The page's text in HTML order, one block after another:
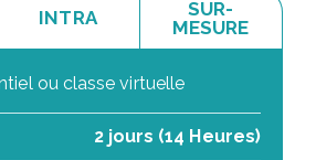
INTRA
SUR-
MESURE
ou classe virtuelle
2 jours (14 Heures)